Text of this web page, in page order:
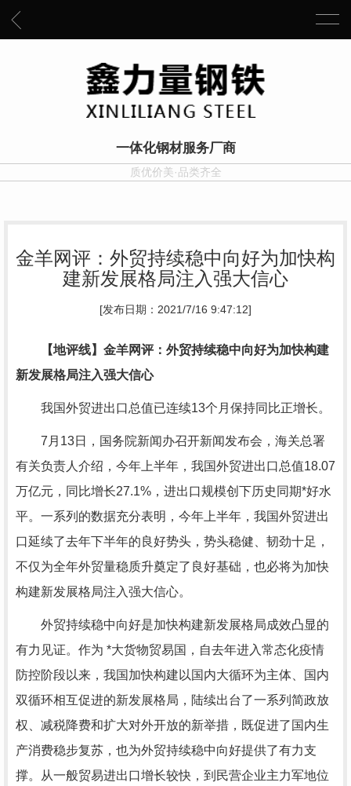
一体化钢材服务厂商
质优价美·品类齐全
金羊网评：外贸持续稳中向好为加快构
建新发展格局注入强大信心
[发布日期：2021/7/16 9:47:12]
【地评线】金羊网评：外贸持续稳中向好为加快构建
新发展格局注入强大信心
我国外贸进出口总值已连续13个月保持同比正增长。
7月13日，国务院新闻办召开新闻发布会，海关总署
有关负责人介绍，今年上半年，我国外贸进出口总值18.07
万亿元，同比增长27.1%，进出口规模创下历史同期*好水
平。一系列的数据充分表明，今年上半年，我国外贸进出
口延续了去年下半年的良好势头，势头稳健、韧劲十足，
不仅为全年外贸量稳质升奠定了良好基础，也必将为加快
构建新发展格局注入强大信心。
外贸持续稳中向好是加快构建新发展格局成效凸显的
有力见证。作为 *大货物贸易国，自去年进入常态化疫情
防控阶段以来，我国加快构建以国内大循环为主体、国内
双循环相互促进的新发展格局，陆续出台了一系列简政放
权、减税降费和扩大对外开放的新举措，既促进了国内生
产消费稳步复苏，也为外贸持续稳中向好提供了有力支
撑。从一般贸易进出口增长较快，到民营企业主力军地位